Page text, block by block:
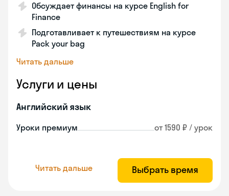
Обсуждает финансы на курсе English for
Finance
Подготавливает к путешествиям на курсе
Pack your bag
Читать дальше
Услуги и цены
Английский язык
Уроки премиум от 1590 ₽ / урок
Читать дальше Выбрать время